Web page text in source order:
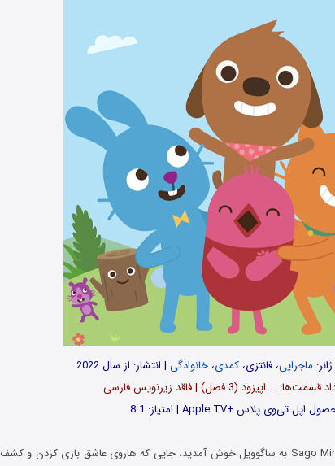
ماجرایی، فانتزی، کمدی، خانوادگی| انتشار: از سال 2022
(3 فصل) | فاقد زیرنویس فارسی
در انیمیشن دوستان کوچولوی ساگو Sago Mini Friends به ساگوویل خوش آمدید، جایی که هاروی عاشق بازی کردن و کشف